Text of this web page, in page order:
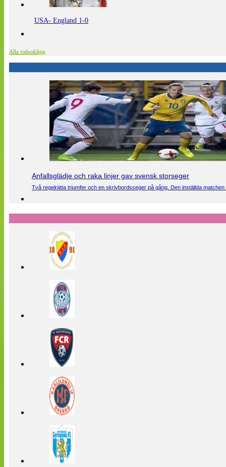
USA- England 1-0
Alla videoklipp
Anfallsglädje och raka linjer gav svensk storseger
Två regelrätta triumfer och en skrivbordsseger på gång. Den inställda